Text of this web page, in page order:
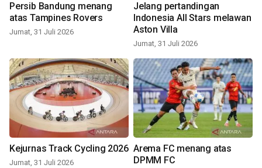
Persib Bandung menang
atas Tampines Rovers
Jumat, 31 Juli 2026
Jelang pertandingan
Indonesia All Stars melawan
Aston Villa
Jumat, 31 Juli 2026
Kejurnas Track Cycling 2026
Jumat, 31 Juli 2026
Arema FC menang atas
DPMM FC